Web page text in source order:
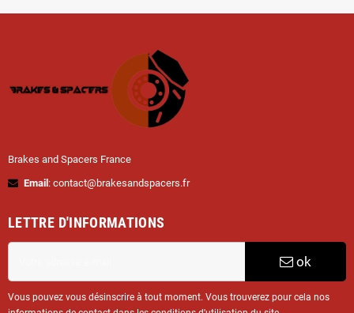
Brakes and Spacers France
Email : contact@brakesandspacers.fr
LETTRE D'INFORMATIONS
ok
Vous pouvez vous désinscrire à tout moment. Vous trouverez pour cela nos